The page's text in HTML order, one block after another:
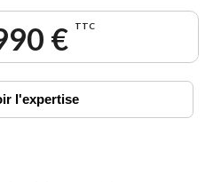
€ TTC
l'expertise